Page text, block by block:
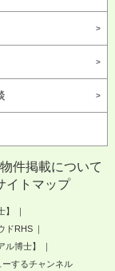
物件掲載について
イトマップ
ドRHS
博士】
するチャンネル